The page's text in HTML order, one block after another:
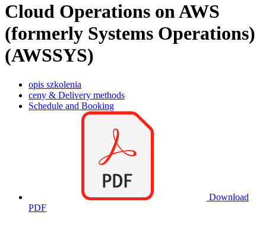
Cloud Operations on AWS
(formerly Systems Operations)
(AWSSYS)
opis szkolenia
ceny & Delivery methods
Schedule and Booking
Download
PDF